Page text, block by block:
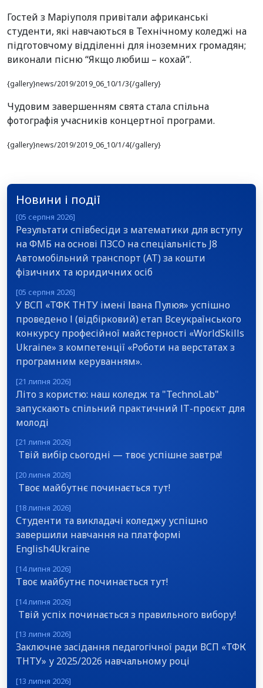
Гостей з Маріуполя привітали африканські
студенти, які навчаються в Технічному коледжі на
підготовчому відділенні для іноземних громадян;
виконали пісню “Якщо любиш – кохай”.
{gallery}news/2019/2019_06_10/1/3{/gallery}
Чудовим завершенням свята стала спільна
фотографія учасників концертної програми.
{gallery}news/2019/2019_06_10/1/4{/gallery}
Новини і події
[05 серпня 2026]
Результати співбесіди з математики для вступу
на ФМБ на основі ПЗСО на спеціальність J8
Автомобільний транспорт (АТ) за кошти
фізичних та юридичних осіб
[05 серпня 2026]
У ВСП «ТФК ТНТУ імені Івана Пулюя» успішно
проведено І (відбірковий) етап Всеукраїнського
конкурсу професійної майстерності «WorldSkills
Ukraine» з компетенції «Роботи на верстатах з
програмним керуванням».
[21 липня 2026]
Літо з користю: наш коледж та "TechnoLab"
запускають спільний практичний ІТ-проєкт для
молоді
[21 липня 2026]
Твій вибір сьогодні — твоє успішне завтра!
[20 липня 2026]
Твоє майбутнє починається тут!
[18 липня 2026]
Студенти та викладачі коледжу успішно
завершили навчання на платформі
English4Ukraine
[14 липня 2026]
Твоє майбутнє починається тут!
[14 липня 2026]
Твій успіх починається з правильного вибору!
[13 липня 2026]
Заключне засідання педагогічної ради ВСП «ТФК
ТНТУ» у 2025/2026 навчальному році
[13 липня 2026]